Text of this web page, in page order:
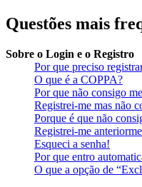
Questões mais
Sobre o Login e o Registro
Por que preciso
O que é a COPPA?
Por que não consigo
Registrei-me mas não
Porque é que não
Registrei-me
Esqueci a senha!
Por que entro
O que a opção de